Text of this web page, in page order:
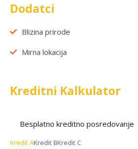
Dodatci
Blizina prirode
Mirna lokacija
Kreditni Kalkulator
Besplatno kreditno posredovanje
Kredit AKredit BKredit C